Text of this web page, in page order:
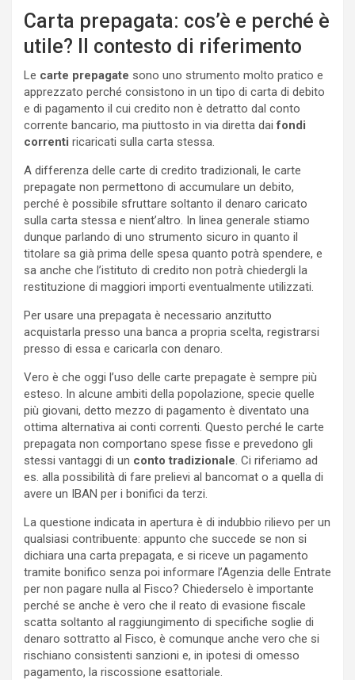
Carta prepagata: cos’è e perché è
utile? Il contesto di riferimento
Le carte prepagate sono uno strumento molto pratico e
apprezzato perché consistono in un tipo di carta di debito
e di pagamento il cui credito non è detratto dal conto
corrente bancario, ma piuttosto in via diretta daifondi
correnti ricaricati sulla carta stessa.
A differenza delle carte di credito tradizionali, le carte
prepagate non permettono di accumulare un debito,
perché è possibile sfruttare soltanto il denaro caricato
sulla carta stessa e nient’altro. In linea generale stiamo
dunque parlando di uno strumento sicuro in quanto il
titolare sa già prima delle spesa quanto potrà spendere, e
sa anche che l’istituto di credito non potrà chiedergli la
restituzione di maggiori importi eventualmente utilizzati.
Per usare una prepagata è necessario anzitutto
acquistarla presso una banca a propria scelta, registrarsi
presso di essa e caricarla con denaro.
Vero è che oggi l’uso delle carte prepagate è sempre più
esteso. In alcune ambiti della popolazione, specie quelle
più giovani, detto mezzo di pagamento è diventato una
ottima alternativa ai conti correnti. Questo perché le carte
prepagata non comportano spese fisse e prevedono gli
stessi vantaggi di un conto tradizionale . Ci riferiamo ad
es. alla possibilità di fare prelievi al bancomat o a quella di
avere un IBAN per i bonifici da terzi.
La questione indicata in apertura è di indubbio rilievo per un
qualsiasi contribuente: appunto che succede se non si
dichiara una carta prepagata, e si riceve un pagamento
tramite bonifico senza poi informare l’Agenzia delle Entrate
per non pagare nulla al Fisco? Chiederselo è importante
perché se anche è vero che il reato di evasione fiscale
scatta soltanto al raggiungimento di specifiche soglie di
denaro sottratto al Fisco, è comunque anche vero che si
rischiano consistenti sanzioni e, in ipotesi di omesso
pagamento, la riscossione esattoriale.